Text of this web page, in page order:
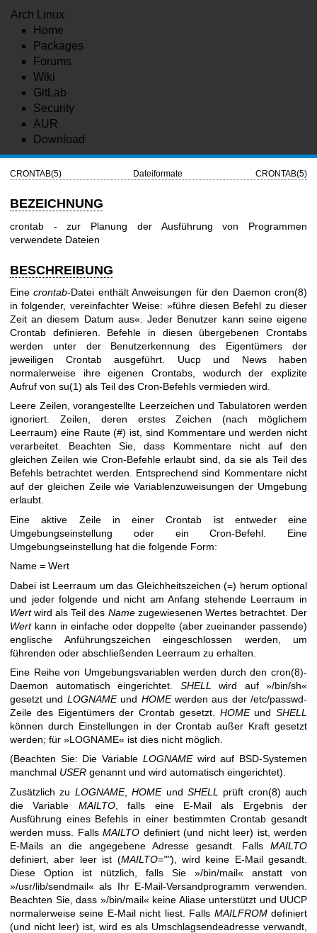
Arch Linux
Home
Packages
Forums
Wiki
GitLab
Security
AUR
Download
CRONTAB(5) Dateiformate CRONTAB(5)
BEZEICHNUNG
crontab - zur Planung der Ausführung von Programmen
verwendete Dateien
BESCHREIBUNG
Einecrontab-Datei enthält Anweisungen für den Daemoncron(8)
in folgender, vereinfachter Weise: »führe diesen Befehl zu dieser
Zeit an diesem Datum aus«. Jeder Benutzer kann seine eigene
Crontab definieren. Befehle in diesen übergebenen Crontabs
werden unter der Benutzerkennung des Eigentümers der
jeweiligen Crontab ausgeführt. Uucp und News haben
normalerweise ihre eigenen Crontabs, wodurch der explizite
Aufruf von su(1) als Teil des Cron-Befehls vermieden wird.
Leere Zeilen, vorangestellte Leerzeichen und Tabulatoren werden
ignoriert. Zeilen, deren erstes Zeichen (nach möglichem
Leerraum) eine Raute (#) ist, sind Kommentare und werden nicht
verarbeitet. Beachten Sie, dass Kommentare nicht auf den
gleichen Zeilen wie Cron-Befehle erlaubt sind, da sie als Teil des
Befehls betrachtet werden. Entsprechend sind Kommentare nicht
auf der gleichen Zeile wie Variablenzuweisungen der Umgebung
erlaubt.
Eine aktive Zeile in einer Crontab ist entweder eine
Umgebungseinstellung oder ein Cron-Befehl. Eine
Umgebungseinstellung hat die folgende Form:
Name = Wert
Dabei ist Leerraum um das Gleichheitszeichen (=) herum optional
und jeder folgende und nicht am Anfang stehende Leerraum in
Wertwird als Teil des Namezugewiesenen Wertes betrachtet. Der
Wertkann in einfache oder doppelte (aber zueinander passende)
englische Anführungszeichen eingeschlossen werden, um
führenden oder abschließenden Leerraum zu erhalten.
Eine Reihe von Umgebungsvariablen werden durch den cron(8)-
Daemon automatisch eingerichtet. SHELL
wird auf »/bin/sh«
gesetzt und LOGNAMEund HOMEwerden aus der /etc/passwd-
Zeile des Eigentümers der Crontab gesetzt. HOMEund SHELL
können durch Einstellungen in der Crontab außer Kraft gesetzt
werden; für »LOGNAME« ist dies nicht möglich.
(Beachten Sie: Die Variable LOGNAMEwird auf BSD-Systemen
manchmal USER genannt und wird automatisch eingerichtet).
Zusätzlich zu LOGNAME,HOMEund SHELL prüft cron(8) auch
die Variable MAILTO, falls eine E-Mail als Ergebnis der
Ausführung eines Befehls in einer bestimmten Crontab gesandt
werden muss. FallsMAILTO definiert (und nicht leer) ist, werden
E-Mails an die angegebene Adresse gesandt. Falls MAILTO
definiert, aber leer ist (MAILTO=""), wird keine E-Mail gesandt.
Diese Option ist nützlich, falls Sie »/bin/mail« anstatt von
»/usr/lib/sendmail« als Ihr E-Mail-Versandprogramm verwenden.
Beachten Sie, dass »/bin/mail« keine Aliase unterstützt und UUCP
normalerweise seine E-Mail nicht liest. Falls MAILFROMdefiniert
(und nicht leer) ist, wird es als Umschlagsendeadresse verwandt,